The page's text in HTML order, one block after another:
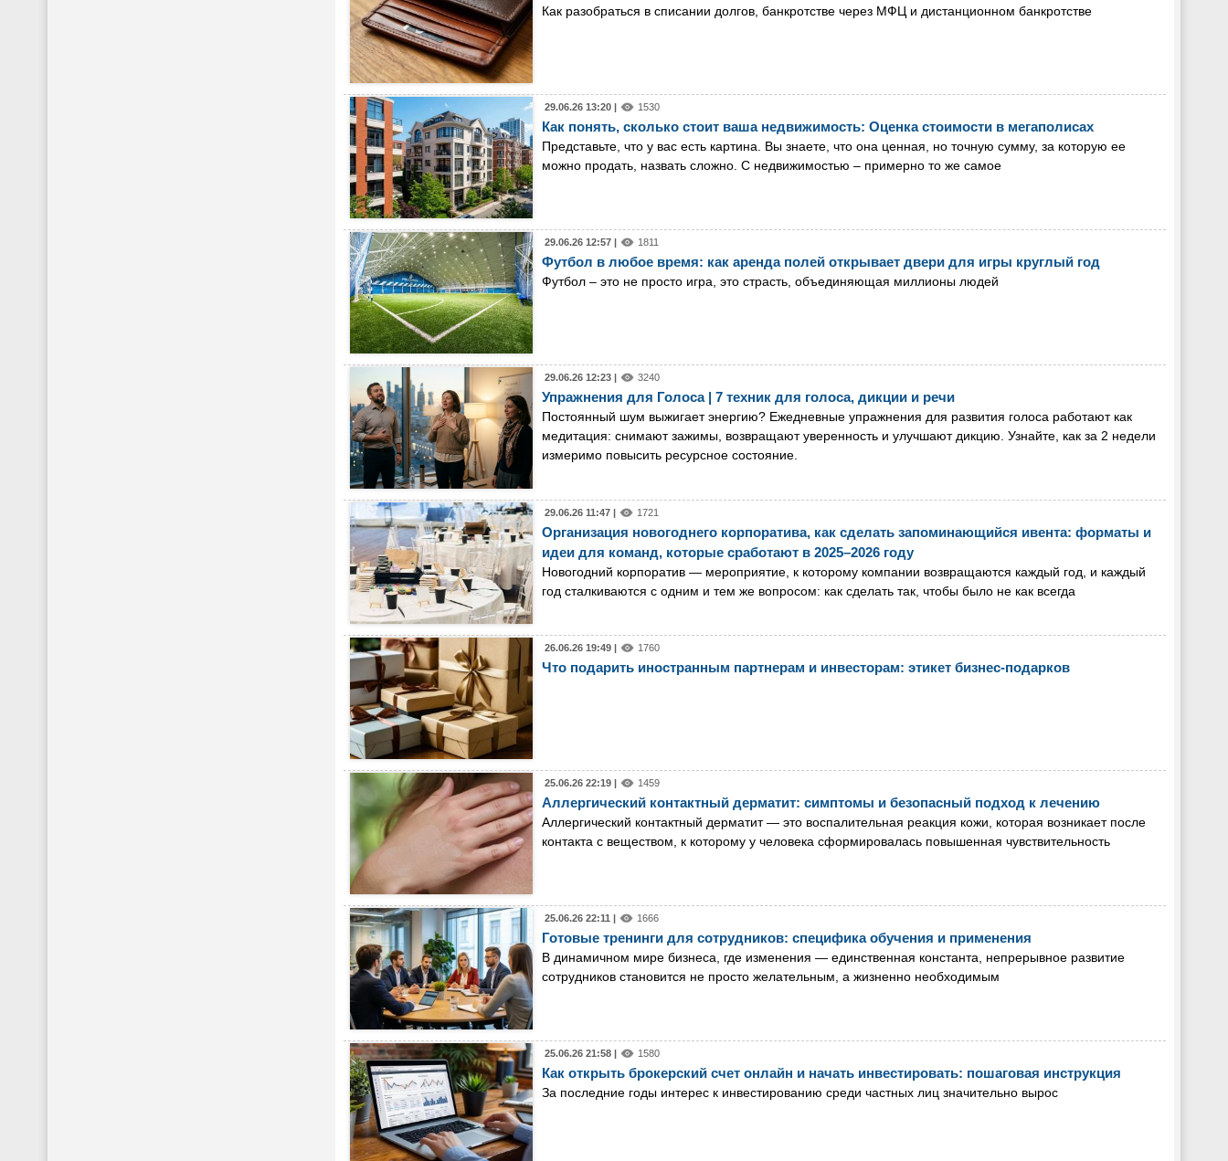
Как разобраться в списании долгов, банкротстве через МФЦ и дистанционном банкротстве
29.06.26 13:20 | 1530
Как понять, сколько стоит ваша недвижимость: Оценка стоимости в мегаполисах
Представьте, что у вас есть картина. Вы знаете, что она ценная, но точную сумму, за которую ее
можно продать, назвать сложно. С недвижимостью – примерно то же самое
29.06.26 12:57 | 1811
Футбол в любое время: как аренда полей открывает двери для игры круглый год
Футбол – это не просто игра, это страсть, объединяющая миллионы людей
29.06.26 12:23 | 3240
Упражнения для Голоса | 7 техник для голоса, дикции и речи
Постоянный шум выжигает энергию? Ежедневные упражнения для развития голоса работают как
медитация: снимают зажимы, возвращают уверенность и улучшают дикцию. Узнайте, как за 2 недели
измеримо повысить ресурсное состояние.
29.06.26 11:47 | 1721
Организация новогоднего корпоратива, как сделать запоминающийся ивента: форматы и
идеи для команд, которые сработают в 2025–2026 году
Новогодний корпоратив — мероприятие, к которому компании возвращаются каждый год, и каждый
год сталкиваются с одним и тем же вопросом: как сделать так, чтобы было не как всегда
26.06.26 19:49 | 1760
Что подарить иностранным партнерам и инвесторам: этикет бизнес-подарков
25.06.26 22:19 | 1459
Аллергический контактный дерматит: симптомы и безопасный подход к лечению
Аллергический контактный дерматит — это воспалительная реакция кожи, которая возникает после
контакта с веществом, к которому у человека сформировалась повышенная чувствительность
25.06.26 22:11 | 1666
Готовые тренинги для сотрудников: специфика обучения и применения
В динамичном мире бизнеса, где изменения — единственная константа, непрерывное развитие
сотрудников становится не просто желательным, а жизненно необходимым
25.06.26 21:58 | 1580
Как открыть брокерский счет онлайн и начать инвестировать: пошаговая инструкция
За последние годы интерес к инвестированию среди частных лиц значительно вырос